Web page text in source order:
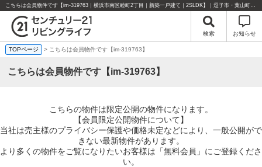
こちらは会員物件です【im-319763｜横浜市南区睦町2丁目｜新築一戸建て｜2SLDK】｜逗子市・葉山町・湘南エリアの不動産のことならセンチュリー21リビングライフにお任せください！
検索 お知らせ
TOPページ > こちらは会員物件です【im-319763】
こちらは会員物件です【im-319763】
こちらの物件は限定公開の物件になります。
【会員限定公開物件について】
当社は売主様のプライバシー保護や価格未定などにより、一般公開がで
きない最新物件があります。
より多くの物件をご覧になりたいお客様は「無料会員」にご登録くださ
い。